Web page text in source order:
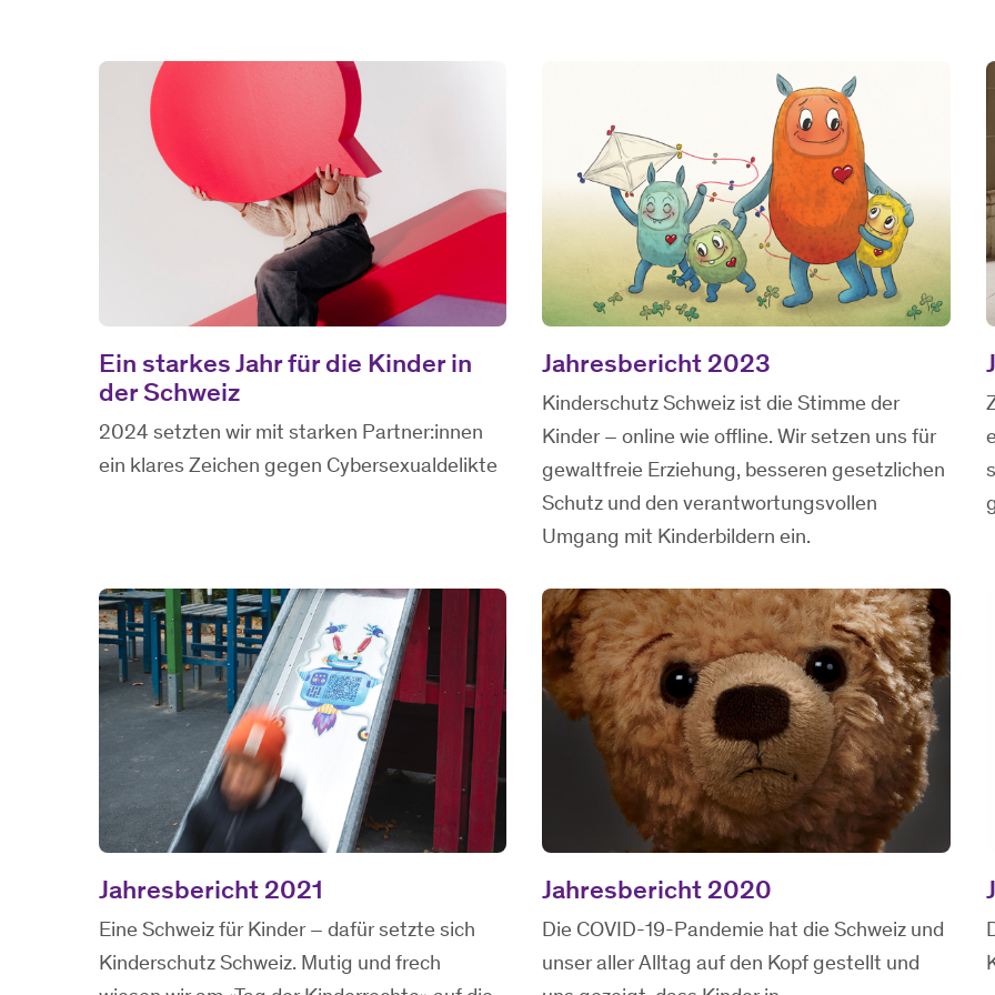
Ein starkes Jahr für die Kinder in
der Schweiz
2024 setzten wir mit starken Partner:innen
ein klares Zeichen gegen Cybersexualdelikte
Jahresbericht 2023
Kinderschutz Schweiz ist die Stimme der
Kinder – online wie offline. Wir setzen uns für
gewaltfreie Erziehung, besseren gesetzlichen
Schutz und den verantwortungsvollen
Umgang mit Kinderbildern ein.
Jahresbericht 2021
Eine Schweiz für Kinder – dafür setzte sich
Kinderschutz Schweiz. Mutig und frech
Jahresbericht 2020
Die COVID-19-Pandemie hat die Schweiz und
unser aller Alltag auf den Kopf gestellt und